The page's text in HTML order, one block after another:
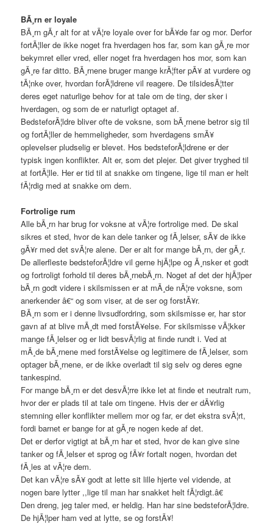
BÃ¸rn er loyale
BÃ¸rn gÃ¸r alt for at vÃ¦re loyale over for bÃ¥de far og mor. Derfor
fortÃ¦ller de ikke noget fra hverdagen hos far, som kan gÃ¸re mor
bekymret eller vred, eller noget fra hverdagen hos mor, som kan
gÃ¸re far ditto. BÃ¸rnene bruger mange krÃ¦fter pÃ¥ at vurdere og
tÃ¦nke over, hvordan forÃ¦ldrene vil reagere. De tilsidesÃ¦tter
deres eget naturlige behov for at tale om de ting, der sker i
hverdagen, og som de er naturligt optaget af.
BedsteforÃ¦ldre bliver ofte de voksne, som bÃ¸rnene betror sig til
og fortÃ¦ller de hemmeligheder, som hverdagens smÃ¥
oplevelser pludselig er blevet. Hos bedsteforÃ¦ldrene er der
typisk ingen konflikter. Alt er, som det plejer. Det giver tryghed til
at fortÃ¦lle. Her er tid til at snakke om tingene, lige til man er helt
fÃ¦rdig med at snakke om dem.
Fortrolige rum
Alle bÃ¸rn har brug for voksne at vÃ¦re fortrolige med. De skal
sikres et sted, hvor de kan dele tanker og fÃ¸lelser, sÃ¥ de ikke
gÃ¥r med det svÃ¦re alene. Der er alt for mange bÃ¸rn, der gÃ¸r.
De allerfleste bedsteforÃ¦ldre vil gerne hjÃ¦lpe og Ã¸nsker et godt
og fortroligt forhold til deres bÃ¸rnebÃ¸rn. Noget af det der hjÃ¦lper
bÃ¸rn godt videre i skilsmissen er at mÃ¸de nÃ¦re voksne, som
anerkender â€“ og som viser, at de ser og forstÃ¥r.
BÃ¸rn som er i denne livsudfordring, som skilsmisse er, har stor
gavn af at blive mÃ¸dt med forstÃ¥else. For skilsmisse vÃ¦kker
mange fÃ¸lelser og er lidt besvÃ¦rlig at finde rundt i. Ved at
mÃ¸de bÃ¸rnene med forstÃ¥else og legitimere de fÃ¸lelser, som
optager bÃ¸rnene, er de ikke overladt til sig selv og deres egne
tankespind.
For mange bÃ¸rn er det desvÃ¦rre ikke let at finde et neutralt rum,
hvor der er plads til at tale om tingene. Hvis der er dÃ¥rlig
stemning eller konflikter mellem mor og far, er det ekstra svÃ¦rt,
fordi barnet er bange for at gÃ¸re nogen kede af det.
Det er derfor vigtigt at bÃ¸rn har et sted, hvor de kan give sine
tanker og fÃ¸lelser et sprog og fÃ¥r fortalt nogen, hvordan det
fÃ¸les at vÃ¦re dem.
Det kan vÃ¦re sÃ¥ godt at lette sit lille hjerte vel vidende, at
nogen bare lytter ,,lige til man har snakket helt fÃ¦rdigt.â€
Den dreng, jeg taler med, er heldig. Han har sine bedsteforÃ¦ldre.
De hjÃ¦lper ham ved at lytte, se og forstÃ¥!